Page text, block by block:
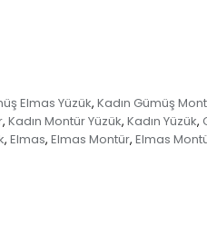
Elmas Yüzük, Kadın Gümüş
, Kadın Montür Yüzük, Kadın Yüzük,
, Elmas, Elmas Montür, Elmas